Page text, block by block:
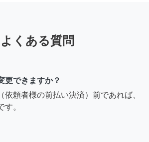
よくある質問
更できますか？
依頼者様の前払い決済）前であれば、
。